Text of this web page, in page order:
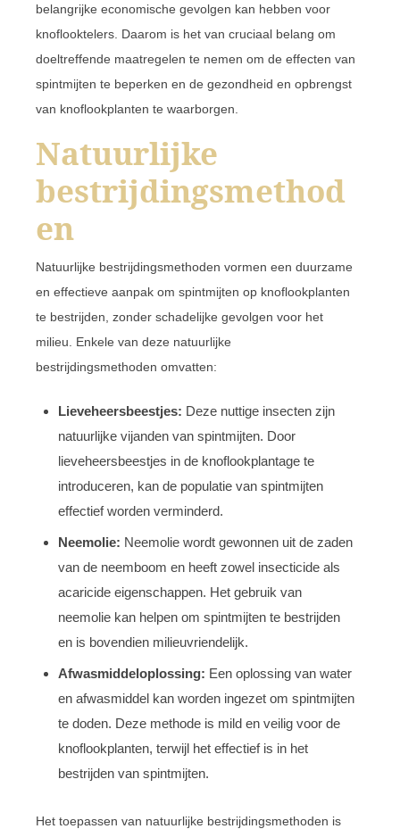
belangrijke economische gevolgen kan hebben voor
knoflooktelers. Daarom is het van cruciaal belang om
doeltreffende maatregelen te nemen om de effecten van
spintmijten te beperken en de gezondheid en opbrengst
van knoflookplanten te waarborgen.
Natuurlijke
bestrijdingsmethod
en
Natuurlijke bestrijdingsmethoden vormen een duurzame
en effectieve aanpak om spintmijten op knoflookplanten
te bestrijden, zonder schadelijke gevolgen voor het
milieu. Enkele van deze natuurlijke
bestrijdingsmethoden omvatten:
Lieveheersbeestjes: Deze nuttige insecten zijn
natuurlijke vijanden van spintmijten. Door
lieveheersbeestjes in de knoflookplantage te
introduceren, kan de populatie van spintmijten
effectief worden verminderd.
Neemolie: Neemolie wordt gewonnen uit de zaden
van de neemboom en heeft zowel insecticide als
acaricide eigenschappen. Het gebruik van
neemolie kan helpen om spintmijten te bestrijden
en is bovendien milieuvriendelijk.
Afwasmiddeloplossing: Een oplossing van water
en afwasmiddel kan worden ingezet om spintmijten
te doden. Deze methode is mild en veilig voor de
knoflookplanten, terwijl het effectief is in het
bestrijden van spintmijten.
Het toepassen van natuurlijke bestrijdingsmethoden is